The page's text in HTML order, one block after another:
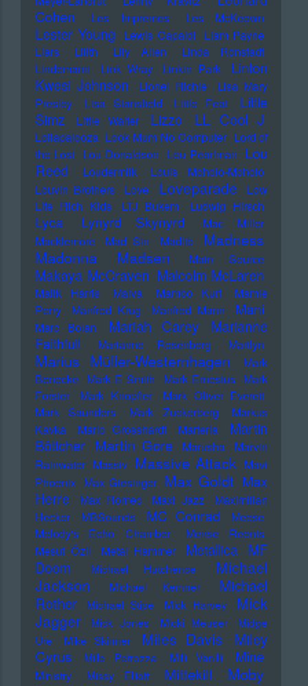
Cohen
Les Impremes Les McKeown
Lester Young Lewis Capaldi Liam Payne
Liars
Lilith Lily Allen
Linda Ronstadt
Lindemann
Link Wray Linkin Park
Linton
Kwesi Johnson
Lionel Richie
Lisa Mary
Presley
Lisa Stansfield Little Feat
Little
Simz
Little Walter Lizzo LL Cool J
Lollapalooza Look Mum No Computer Lord of
the Lost Lou Donaldson Lou Pearlman Lou
Reed
Loudermilk
Louis Moholo-Moholo
Louvin Brothers
Love Loveparade
Low
Life Rich Kids
LTJ Bukem Ludwig Hirsch
Lyca Lynyrd Skynyrd
Mac Miller
Macklemore
Mad Sin Madlib
Madness
Madonna
Madsen Main Source
Makaya McCraven Malcolm McLaren
Malik Harris Malva Mambo Kurt
Mamie
Perry
Manfred Krug Manfred Mann Mani
Marc Bolan Mariah Carey
Marianne
Faithfull
Marianne Rosenberg Marilyn
Marius Müller-Westernhagen
Mark
Benecke Mark E Smith Mark Ernestus Mark
Forster
Mark Knopfler
Mark Oliver Everett
Mark Saunders
Mark Zuckerberg
Markus
Kavka
Marlo Grosshardt Marteria
Martin
Böttcher Martin Gore Marusha
Marvin
Rainwater Massiv Massive Attack Mavi
Phoenix Max Giesinger Max Goldt Max
Herre
Max Romeo Maxi Jazz
Maximilian
Hecker
MBSounds MC Conrad
Meese
Melody's Echo Chamber
Mense Reents
Mesut Özil
Metal Hammer Metallica MF
Doom
Michael Hutchence
Michael
Jackson
Michael Kemner
Michael
Rother
Michael Stipe Mick Harvey
Mick
Jagger
Mick Jones Micki Meuser
Midge
Ure
Mike Skinner Miles Davis
Miley
Cyrus
Mille Petrozza Milli Vanilli Mine
Ministry Missy Elliott Mittekill Moby